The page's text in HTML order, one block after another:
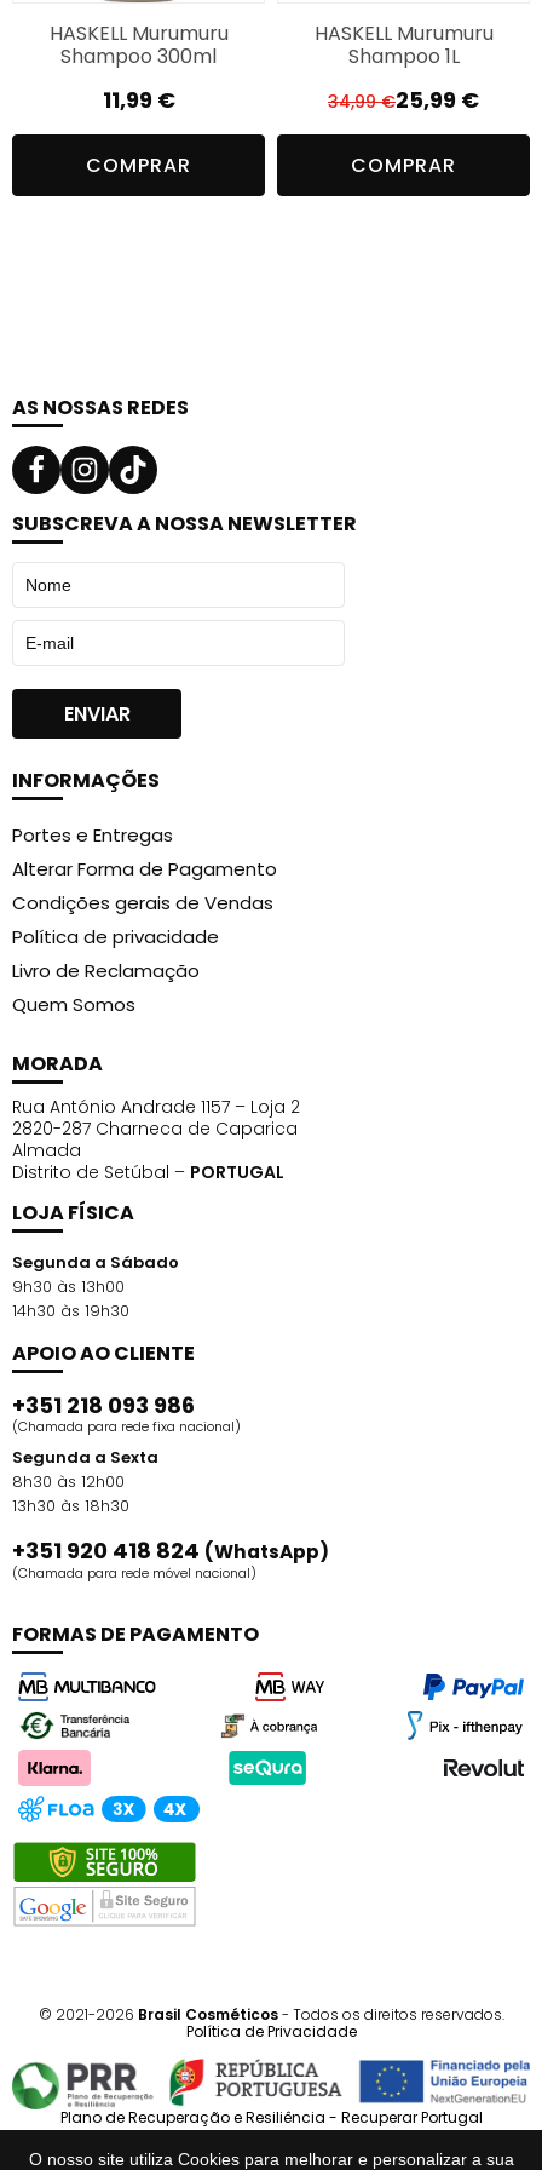
O nosso site utiliza Cookies para melhorar e personalizar a sua
Phenoxyethanol, Potassium Sorbate,
Methylchloroisothiazolinone And
Methylisothiazolinone, Magnesium Chloride, Lactic
Acid, Xanthan Gum, Ethylhexylglycerin.
HASKELL Murumuru
Shampoo 300ml
11,99 €
COMPRAR
HASKELL Murumuru
Shampoo 1L
34,99€ O
preço
original
era:
25,99 €
O
preço
atual
é:
COMPRAR
AS NOSSAS REDES
SUBSCREVA A NOSSA NEWSLETTER
INFORMAÇÕES
Portes e Entregas
Alterar Forma de Pagamento
Condições gerais de Vendas
Política de privacidade
Livro de Reclamação
Quem Somos
MORADA
Rua António Andrade 1157 – Loja 2
2820-287 Charneca de Caparica
Almada
Distrito de Setúbal – PORTUGAL
LOJA FÍSICA
Segunda a Sábado
9h30 às 13h00
14h30 às 19h30
APOIO AO CLIENTE
+351 218 093 986
(Chamada para rede fixa nacional)
Segunda a Sexta
8h30 às 12h00
13h30 às 18h30
+351 920 418 824 (WhatsApp)
(Chamada para rede móvel nacional)
FORMAS DE PAGAMENTO
© 2021-2026 Brasil Cosméticos- Todos os direitos reservados.
Política de Privacidade
Plano de Recuperação e Resiliência - Recuperar Portugal